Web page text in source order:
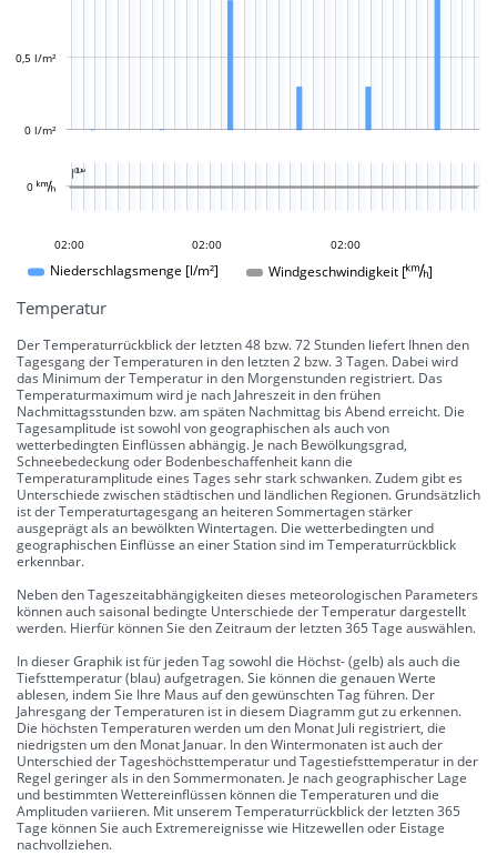
0 l/m²
0,5 l/m²

0 
02:00
23:00
20:00
17:00
03:00
04:00 02:00
02:00
Niederschlagsmenge [l/m²]
Windgeschwindigkeit []
Temperatur
Der Temperaturrückblick der letzten 48 bzw. 72 Stunden liefert Ihnen den
Tagesgang der Temperaturen in den letzten 2 bzw. 3 Tagen. Dabei wird
das Minimum der Temperatur in den Morgenstunden registriert. Das
Temperaturmaximum wird je nach Jahreszeit in den frühen
Nachmittagsstunden bzw. am späten Nachmittag bis Abend erreicht. Die
Tagesamplitude ist sowohl von geographischen als auch von
wetterbedingten Einflüssen abhängig. Je nach Bewölkungsgrad,
Schneebedeckung oder Bodenbeschaffenheit kann die
Temperaturamplitude eines Tages sehr stark schwanken. Zudem gibt es
Unterschiede zwischen städtischen und ländlichen Regionen. Grundsätzlich
ist der Temperaturtagesgang an heiteren Sommertagen stärker
ausgeprägt als an bewölkten Wintertagen. Die wetterbedingten und
geographischen Einflüsse an einer Station sind im Temperaturrückblick
erkennbar.
Neben den Tageszeitabhängigkeiten dieses meteorologischen Parameters
können auch saisonal bedingte Unterschiede der Temperatur dargestellt
werden. Hierfür können Sie den Zeitraum der letzten 365 Tage auswählen.
In dieser Graphik ist für jeden Tag sowohl die Höchst- (gelb) als auch die
Tiefsttemperatur (blau) aufgetragen. Sie können die genauen Werte
ablesen, indem Sie Ihre Maus auf den gewünschten Tag führen. Der
Jahresgang der Temperaturen ist in diesem Diagramm gut zu erkennen.
Die höchsten Temperaturen werden um den Monat Juli registriert, die
niedrigsten um den Monat Januar. In den Wintermonaten ist auch der
Unterschied der Tageshöchsttemperatur und Tagestiefsttemperatur in der
Regel geringer als in den Sommermonaten. Je nach geographischer Lage
und bestimmten Wettereinflüssen können die Temperaturen und die
Amplituden variieren. Mit unserem Temperaturrückblick der letzten 365
Tage können Sie auch Extremereignisse wie Hitzewellen oder Eistage
nachvollziehen.